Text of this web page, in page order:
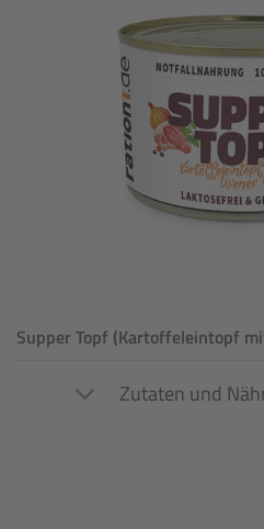
Supper Topf (Kartoffeleintopf
Zutaten und